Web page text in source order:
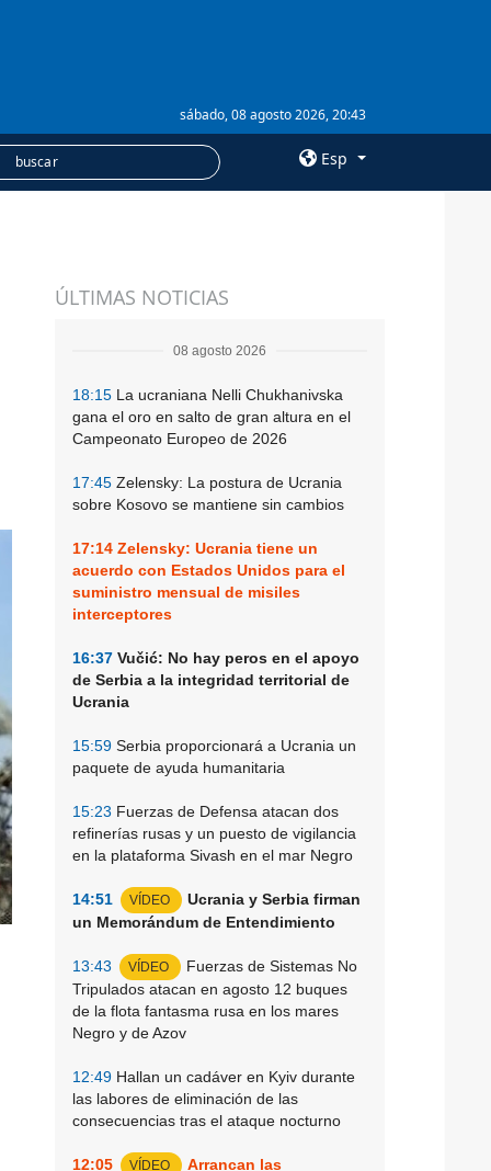
sábado, 08 agosto 2026, 20:43
Esp
Suscripción
ÚLTIMAS NOTICIAS
08 agosto 2026
18:15 La ucraniana Nelli Chukhanivska
gana el oro en salto de gran altura en el
Campeonato Europeo de 2026
17:45 Zelensky: La postura de Ucrania
sobre Kosovo se mantiene sin cambios
17:14 Zelensky: Ucrania tiene un
acuerdo con Estados Unidos para el
suministro mensual de misiles
interceptores
16:37 Vučić: No hay peros en el apoyo
de Serbia a la integridad territorial de
Ucrania
15:59 Serbia proporcionará a Ucrania un
paquete de ayuda humanitaria
15:23 Fuerzas de Defensa atacan dos
refinerías rusas y un puesto de vigilancia
en la plataforma Sivash en el mar Negro
14:51 VÍDEO
Ucrania y Serbia firman
un Memorándum de Entendimiento
13:43 VÍDEO
Fuerzas de Sistemas No
Tripulados atacan en agosto 12 buques
de la flota fantasma rusa en los mares
Negro y de Azov
12:49 Hallan un cadáver en Kyiv durante
las labores de eliminación de las
consecuencias tras el ataque nocturno
12:05 VÍDEO
Arrancan las